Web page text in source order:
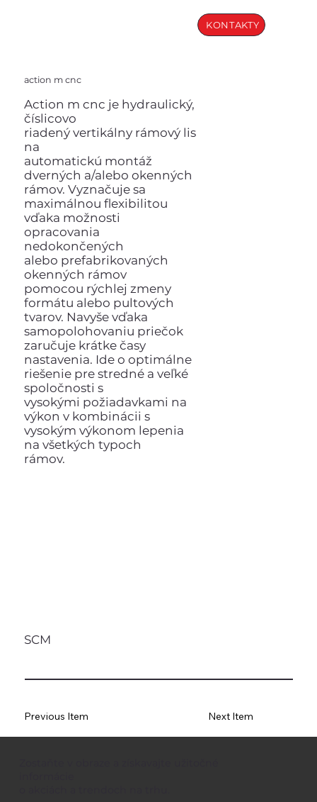
KONTAKTY
action m cnc
Action m cnc je hydraulický,
číslicovo
riadený vertikálny rámový lis
na
automatickú montáž
dverných a/alebo okenných
rámov. Vyznačuje sa
maximálnou flexibilitou
vďaka možnosti
opracovania
nedokončených
alebo prefabrikovaných
okenných rámov
pomocou rýchlej zmeny
formátu alebo pultových
tvarov. Navyše vďaka
samopolohovaniu priečok
zaručuje krátke časy
nastavenia. Ide o optimálne
riešenie pre stredné a veľké
spoločnosti s
vysokými požiadavkami na
výkon v kombinácii s
vysokým výkonom lepenia
na všetkých typoch
rámov.
SCM
Previous Item Next Item